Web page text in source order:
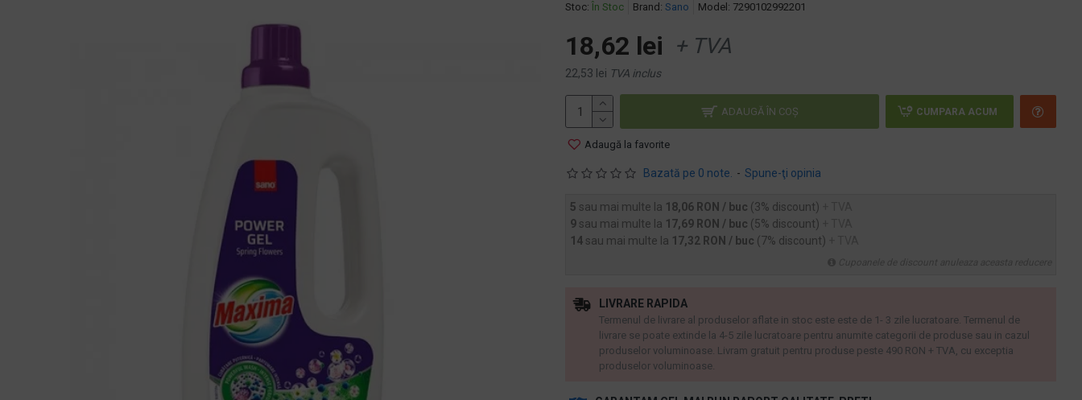
Stoc: În Stoc Brand: Sano Model: 7290102992201
Bazată pe 0 note. - Spune-ţi opinia
18,62 lei + TVA
22,53 lei TVA inclus
ADAUGĂ ÎN COŞ CUMPARA ACUM
Adaugă la favorite
5 sau mai multe la 18,06 RON / buc (3% discount)
9 sau mai multe la 17,69 RON / buc (5% discount)
14 sau mai multe la 17,32 RON / buc (7% discount)
LIVRARE RAPIDA
Termenul de livrare al produselor aflate in stoc este este de 1- 3 zile lucratoare. Termenul de
livrare se poate extinde la 4-5 zile lucratoare pentru anumite categorii de produse sau in cazul
produselor voluminoase. Livram gratuit pentru produse peste 490 RON + TVA, cu exceptia
produselor voluminoase.